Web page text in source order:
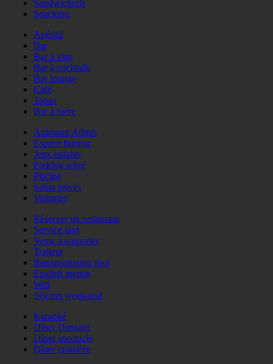
Sandwicherie
Snacking
Apéritif
Bar
Bar à vins
Bar à cocktails
Bar lounge
Café
Tapas
Bar à bière
Animaux Admis
Espace fumeur
Jeux enfants
Parking privé
Piscine
Salon privés
Voiturier
Réserver un restaurant
Service tard
Vente à emporter
Traiteur
Retransmission foot
English menus
Wifi
Séjours week-end
Karaoké
Dîner Dansant
Dîner spectacle
Dîner croisière